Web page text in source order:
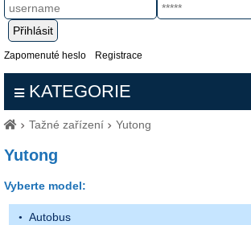
Zapomenuté heslo Registrace
KATEGORIE
Tažné zařízení Yutong
Yutong
Vyberte model:
Autobus